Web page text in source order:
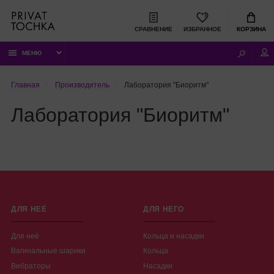
СРАВНЕНИЕ ИЗБРАННОЕ КОРЗИНА
МЕНЮ
Главная Производитель Лаборатория "Биоритм"
Лаборатория "Биоритм"
ДЛЯ НЕЁ
Для неё
Вагинальные шарики
Вибраторы
ДЛЯ НЕГО
Кольца и насадки
Кольца
Насадки